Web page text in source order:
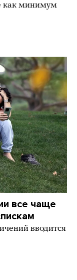
как минимум
все чаще
вводится